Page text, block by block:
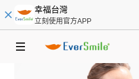
幸福台灣
立刻使用官方APP